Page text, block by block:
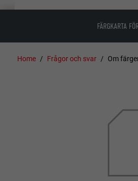
FÄRGKARTA
Home Frågor och svar Om